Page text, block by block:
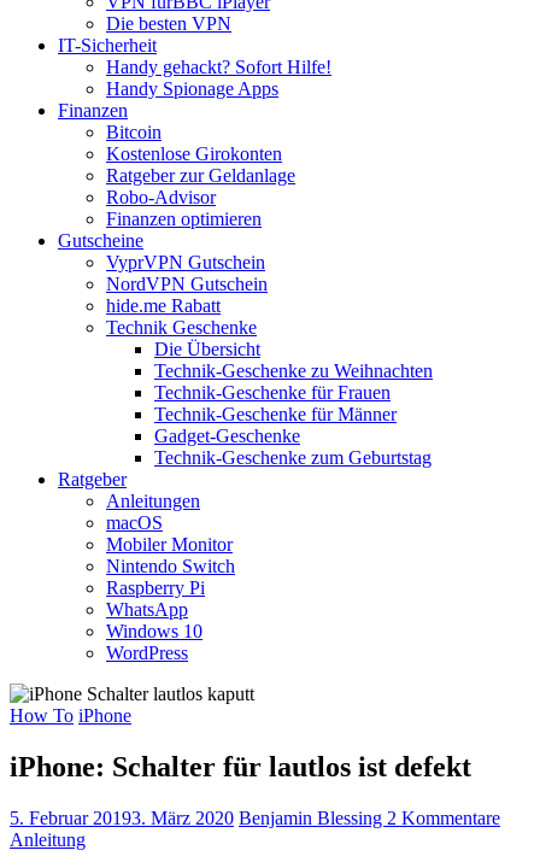
Die besten VPN
IT-Sicherheit
Handy gehackt? Sofort Hilfe!
Handy Spionage Apps
Finanzen
Bitcoin
Kostenlose Girokonten
Ratgeber zur Geldanlage
Robo-Advisor
Finanzen optimieren
Gutscheine
VyprVPN Gutschein
NordVPN Gutschein
hide.me Rabatt
Technik Geschenke
Die Übersicht
Technik-Geschenke zu Weihnachten
Technik-Geschenke für Frauen
Technik-Geschenke für Männer
Gadget-Geschenke
Technik-Geschenke zum Geburtstag
Ratgeber
Anleitungen
macOS
Mobiler Monitor
Nintendo Switch
Raspberry Pi
WhatsApp
Windows 10
WordPress
How To iPhone
iPhone: Schalter für lautlos ist defekt
5. Februar 20193. März 2020 Benjamin Blessing 2 Kommentare
Anleitung